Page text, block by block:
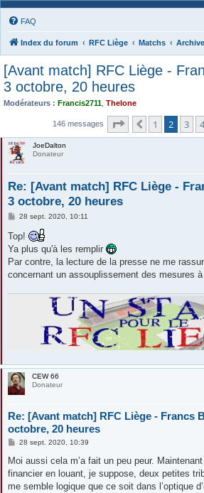
FAQ
Index du forum RFC Liège Matchs
[Avant match] RFC Liège -
3 octobre, 20 heures
Modérateurs : Francis2711 Thelone
146 messages Page sur8
Précédente
1 2 3 4
JoeDalton
Donateur
Re: [Avant match] RFC Liège -
3 octobre, 20 heures
M
s
a
e
28 sept. 2020, 10:11
Top!
Ya plus qu'à les remplir
Par contre, la lecture de la presse ne me
concernant un assouplissement des mesures à
CEW 66
Donateur
Re: [Avant match] RFC Liège - Francs
octobre, 20 heures
M
s
a
g
28 sept. 2020, 10:39
Moi aussi cela m’a fait un peu peur.
financier en louant, je suppose, deux petites
me semble logique que ce soit dans l’optique